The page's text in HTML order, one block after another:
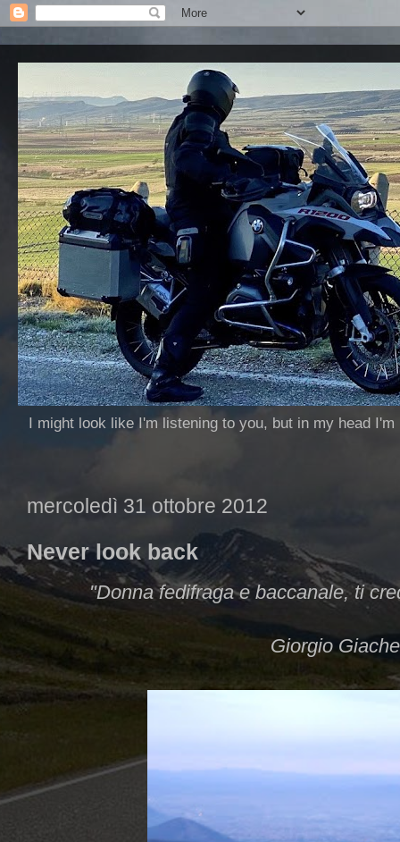
I might look like I'm listening to you, but in my head
mercoledì 31 ottobre 2012
Never look back
"Donna fedifraga e baccanale, ti
Giorgio